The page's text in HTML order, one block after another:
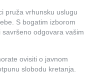
pruža vrhunsku uslugu
S bogatim izborom
odgovara vašim
ovisiti o javnom
slobodu kretanja.